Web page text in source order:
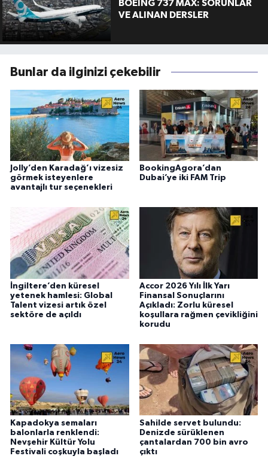
BOEING 737 MAX: SORUNLAR
VE ALINAN DERSLER
Bunlar da ilginizi çekebilir
Jolly’den Karadağ’ı vizesiz
görmek isteyenlere
avantajlı tur seçenekleri
BookingAgora’dan
Dubai’ye iki FAM Trip
İngiltere’den küresel
yetenek hamlesi: Global
Talent vizesi artık özel
sektöre de açıldı
Accor 2026 Yılı İlk Yarı
Finansal Sonuçlarını
Açıkladı: Zorlu küresel
koşullara rağmen çevikliğini
korudu
Kapadokya semaları
balonlarla renklendi:
Nevşehir Kültür Yolu
Festivali coşkuyla başladı
Sahilde servet bulundu:
Denizde sürüklenen
çantalardan 700 bin avro
çıktı